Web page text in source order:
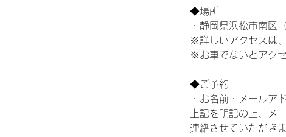
◆場所
・静岡県浜松市南区
※詳しいアクセスは
※お車でないとアク
◆ご予約
・お名前・メールア
上記を明記の上、メ
連絡させていただきま